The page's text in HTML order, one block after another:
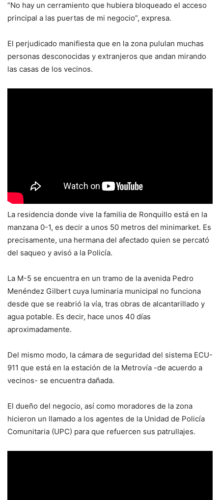
“No hay un cerramiento que hubiera bloqueado el acceso
principal a las puertas de mi negocio”, expresa.
El perjudicado manifiesta que en la zona pululan muchas
personas desconocidas y extranjeros que andan mirando
las casas de los vecinos.
La residencia donde vive la familia de Ronquillo está en la
manzana 0-1, es decir a unos 50 metros del minimarket. Es
precisamente, una hermana del afectado quien se percató
del saqueo y avisó a la Policía.
La M-5 se encuentra en un tramo de la avenida Pedro
Menéndez Gilbert cuya luminaria municipal no funciona
desde que se reabrió la vía, tras obras de alcantarillado y
agua potable. Es decir, hace unos 40 días
aproximadamente.
Del mismo modo, la cámara de seguridad del sistema ECU-
911 que está en la estación de la Metrovía -de acuerdo a
vecinos- se encuentra dañada.
El dueño del negocio, así como moradores de la zona
hicieron un llamado a los agentes de la Unidad de Policía
Comunitaria (UPC) para que refuercen sus patrullajes.